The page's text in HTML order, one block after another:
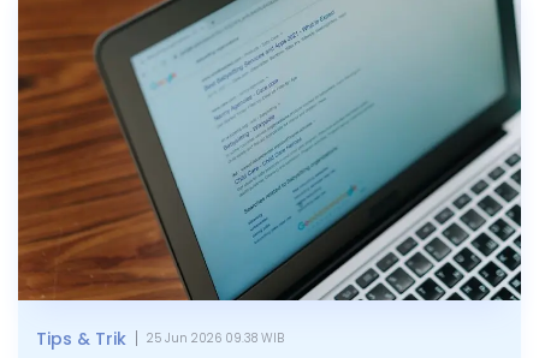
Tips & Trik | 25 Jun 2026 09.38 WIB